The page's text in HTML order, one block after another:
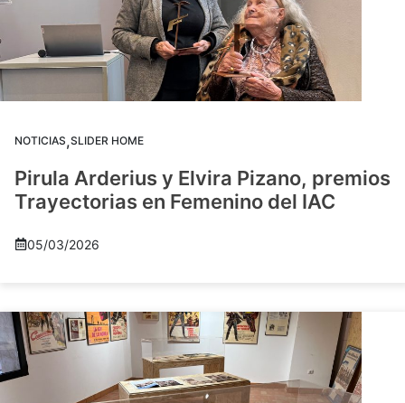
NOTICIAS,SLIDER HOME
Pirula Arderius y Elvira Pizano, premios
Trayectorias en Femenino del IAC
05/03/2026